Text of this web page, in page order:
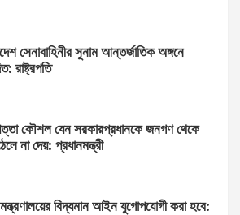
সেনাবাহিনীর সুনাম আন্তর্জাতিক অঙ্গনে
রাষ্ট্রপতি
কৌশল যেন সরকারপ্রধানকে জনগণ থেকে
না দেয়: প্রধানমন্ত্রী
বিদ্যমান আইন যুগোপযোগী করা হবে: